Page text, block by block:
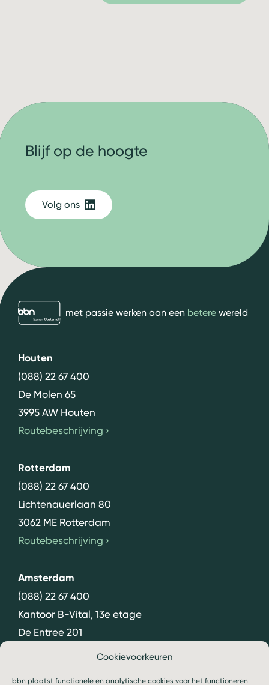
Cookievoorkeuren
bbn plaatst functionele en analytische cookies voor het functioneren
bbn adviseursmet passie werken aan een beterewereld
Houten
(088) 22 67 400
De Molen 65
3995 AW Houten
Routebeschrijving ›
Rotterdam
(088) 22 67 400
Lichtenauerlaan 80
3062 ME Rotterdam
Routebeschrijving ›
Amsterdam
(088) 22 67 400
Kantoor B-Vital, 13e etage
De Entree 201
1101 HG Amsterdam
Blijf op de hoogte
Volg ons